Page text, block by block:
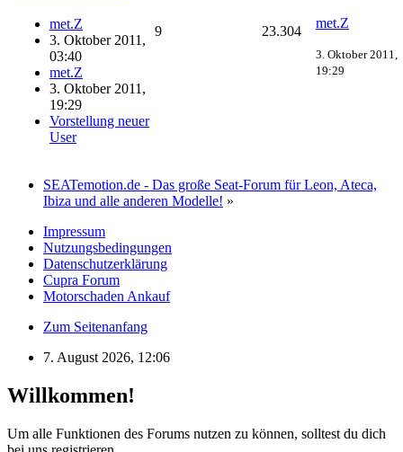
met.Z
3. Oktober 2011,
03:40
met.Z
3. Oktober 2011,
19:29
Vorstellung neuer
User
9 23.304
met.Z
3. Oktober 2011,
19:29
SEATemotion.de - Das große Seat-Forum für Leon, Ateca,
Ibiza und alle anderen Modelle! »
Impressum
Nutzungsbedingungen
Datenschutzerklärung
Cupra Forum
Motorschaden Ankauf
Zum Seitenanfang
7. August 2026, 12:06
Willkommen!
Um alle Funktionen des Forums nutzen zu können, solltest du dich